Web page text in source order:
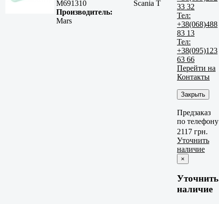
M691310
Производитель:
Mars
Scania T
33 32
Тел:
+38(068)488
83 13
Тел:
+38(095)123
63 66
Перейти на
Контакты
Закрыть
Предзаказ
по телефону
2117 грн.
Уточнить
наличие
×
Уточнить
наличие